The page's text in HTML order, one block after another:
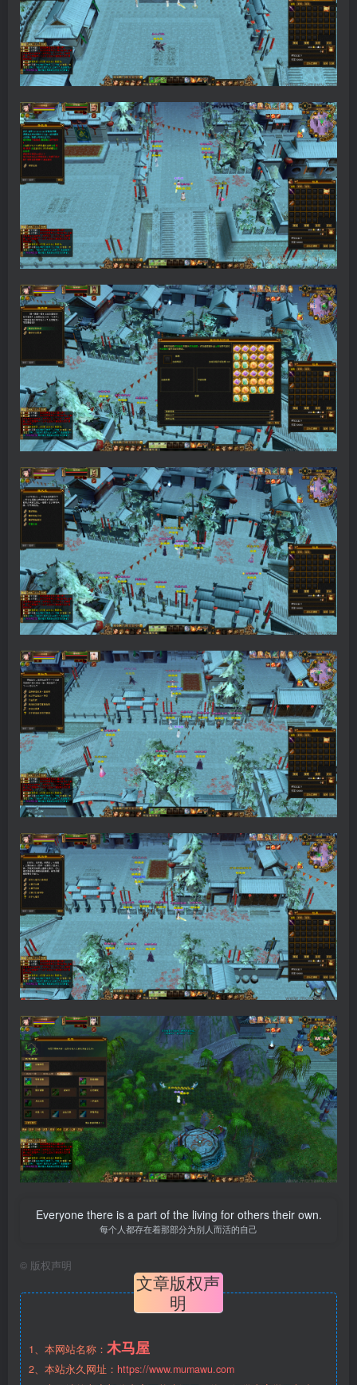
Everyone there is a part of the living for others their own.
每个人都存在着那部分为别人而活的自己
© 版权声明
文章版权声
明
1、本网站名称： 木马屋
2、本站永久网址： https://www.mumawu.com